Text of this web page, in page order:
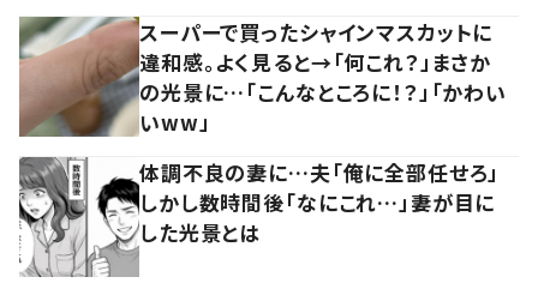
スーパーで買ったシャインマスカットに
違和感。よく見ると→「何これ？」まさか
の光景に…「こんなところに！？」「かわい
いww」
体調不良の妻に…夫「俺に全部任せろ」
しかし数時間後「なにこれ…」妻が目に
した光景とは